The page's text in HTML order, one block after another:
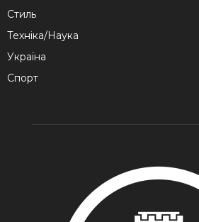
Стиль
Техніка/Наука
Україна
Спорт